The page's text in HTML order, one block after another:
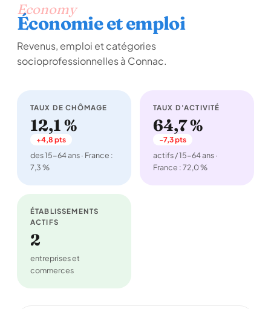
Economy
Économie et emploi
Revenus, emploi et catégories
socioprofessionnelles à Connac.
TAUX DE CHÔMAGE
12,1 %
+4,8 pts
des 15-64 ans · France :
7,3 %
TAUX D'ACTIVITÉ
64,7 %
-7,3 pts
actifs / 15-64 ans ·
France : 72,0 %
ÉTABLISSEMENTS
ACTIFS
2
entreprises et
commerces